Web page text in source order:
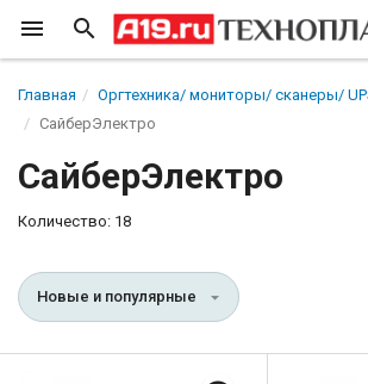
Главная Оргтехника/ мониторы/ сканеры/
СайберЭлектро
СайберЭлектро
Количество: 18
Новые и популярные